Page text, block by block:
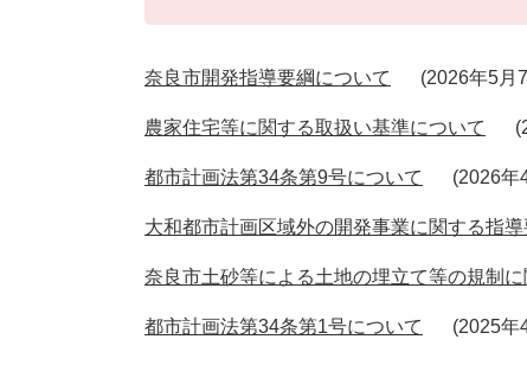
奈良市開発指導要綱について 2026年5月
農家住宅等に関する取扱い基準について
都市計画法第34条第9号について 2026年
大和都市計画区域外の開発事業に関する指導
奈良市土砂等による土地の埋立て等の規制
都市計画法第34条第1号について 2025年